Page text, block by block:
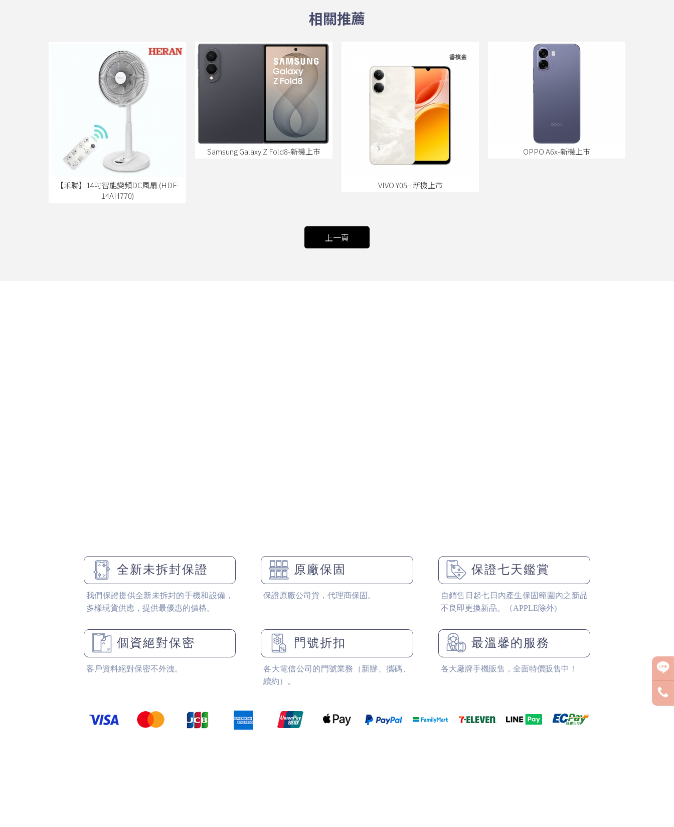
【禾聯】14吋智能變頻DC風扇 (HDF-
14AH770)
Samsung Galaxy Z Fold8-新機上市
VIVO Y05 - 新機上市
OPPO A6x-新機上市
上一頁
全新未拆封保證
我們保證提供全新未拆封的手機和設備，
多樣現貨供應，提供最優惠的價格。
原廠保固
保證原廠公司貨，代理商保固。
保證七天鑑賞
自銷售日起七日內產生保固範圍內之新品
不良即更換新品。（APPLE除外)
個資絕對保密
客戶資料絕對保密不外洩。
門號折扣
各大電信公司的門號業務（新辦、攜碼、
續約）。
最溫馨的服務
各大廠牌手機販售，全面特價販售中！